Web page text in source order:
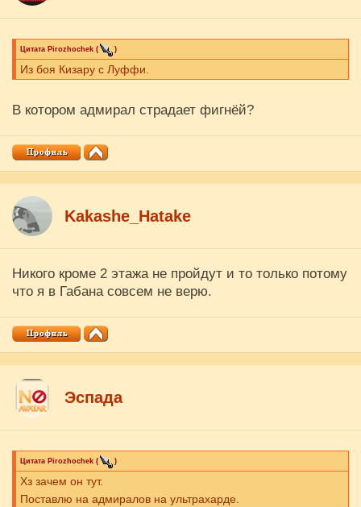
Цитата Pirozhochek ( )
Из боя Кизару с Луффи.
В котором адмирал страдает фигнёй?
Kakashe_Hatake
Никого кроме 2 этажа не пройдут и то только потому
что я в Габана совсем не верю.
Эспада
Цитата Pirozhochek ( )
Хз зачем он тут.
Поставлю на адмиралов на ультрахарде.